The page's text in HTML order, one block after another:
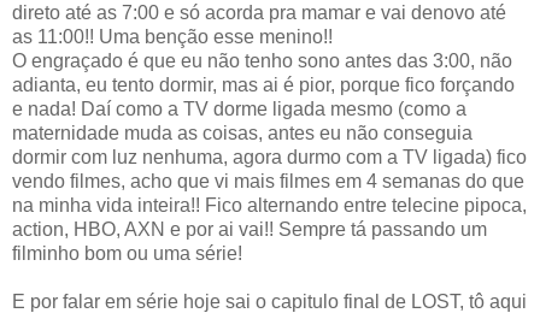
direto até as 7:00 e só acorda pra mamar e vai denovo até
as 11:00!! Uma benção esse menino!!
O engraçado é que eu não tenho sono antes das 3:00, não
adianta, eu tento dormir, mas ai é pior, porque fico forçando
e nada! Daí como a TV dorme ligada mesmo (como a
maternidade muda as coisas, antes eu não conseguia
dormir com luz nenhuma, agora durmo com a TV ligada) fico
vendo filmes, acho que vi mais filmes em 4 semanas do que
na minha vida inteira!! Fico alternando entre telecine pipoca,
action, HBO, AXN e por ai vai!! Sempre tá passando um
filminho bom ou uma série!
E por falar em série hoje sai o capitulo final de LOST, tô aqui